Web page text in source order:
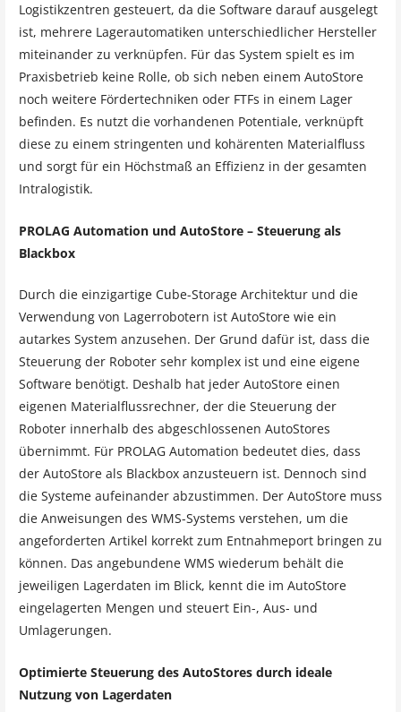
Logistikzentren gesteuert, da die Software darauf ausgelegt
ist, mehrere Lagerautomatiken unterschiedlicher Hersteller
miteinander zu verknüpfen. Für das System spielt es im
Praxisbetrieb keine Rolle, ob sich neben einem AutoStore
noch weitere Fördertechniken oder FTFs in einem Lager
befinden. Es nutzt die vorhandenen Potentiale, verknüpft
diese zu einem stringenten und kohärenten Materialfluss
und sorgt für ein Höchstmaß an Effizienz in der gesamten
Intralogistik.
PROLAG Automation und AutoStore – Steuerung als
Blackbox
Durch die einzigartige Cube-Storage Architektur und die
Verwendung von Lagerrobotern ist AutoStore wie ein
autarkes System anzusehen. Der Grund dafür ist, dass die
Steuerung der Roboter sehr komplex ist und eine eigene
Software benötigt. Deshalb hat jeder AutoStore einen
eigenen Materialflussrechner, der die Steuerung der
Roboter innerhalb des abgeschlossenen AutoStores
übernimmt. Für PROLAG Automation bedeutet dies, dass
der AutoStore als Blackbox anzusteuern ist. Dennoch sind
die Systeme aufeinander abzustimmen. Der AutoStore muss
die Anweisungen des WMS-Systems verstehen, um die
angeforderten Artikel korrekt zum Entnahmeport bringen zu
können. Das angebundene WMS wiederum behält die
jeweiligen Lagerdaten im Blick, kennt die im AutoStore
eingelagerten Mengen und steuert Ein-, Aus- und
Umlagerungen.
Optimierte Steuerung des AutoStores durch ideale
Nutzung von Lagerdaten